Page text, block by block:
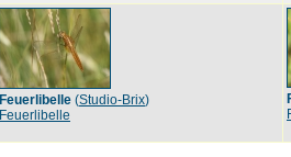
Feuerlibelle (Studio-Brix)
Feuerlibelle